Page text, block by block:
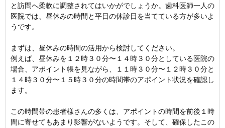
と訪問へ柔軟に調整されてはいかがでしょうか。歯科医師一人の
医院では、昼休みの時間と平日の休診日を当てている方が多いよ
うです。
まずは、昼休みの時間の活用から検討してください。
例えば、昼休みを１２時３０分〜１４時３０分としている医院の
場合、アポイント帳を見ながら、１１時３０分〜１２時３０分と
１４時３０分〜１５時３０分の時間帯のアポイント状況を確認し
ます。
この時間帯の患者様さんの多くは、アポイントの時間を前後１時
間に寄せてもあまり影響がないようです。そして、確保したこの